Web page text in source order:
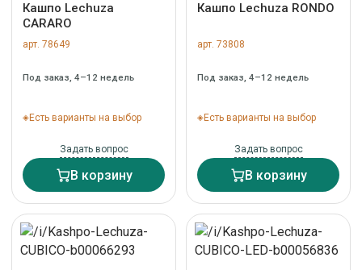
Кашпо Lechuza
CARARO
арт. 78649
Под заказ, 4–12 недель
Есть варианты на выбор
Задать вопрос
В корзину
Кашпо Lechuza RONDO
арт. 73808
Под заказ, 4–12 недель
Есть варианты на выбор
Задать вопрос
В корзину